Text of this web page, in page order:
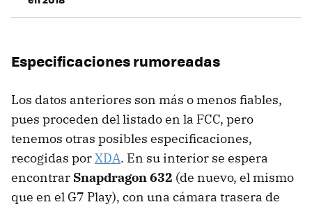
Especificaciones rumoreadas
Los datos anteriores son más o menos fiables,
pues proceden del listado en la FCC, pero
tenemos otras posibles especificaciones,
recogidas porXDA. En su interior se espera
encontrar Snapdragon 632 (de nuevo, el mismo
que en el G7 Play), con una cámara trasera de